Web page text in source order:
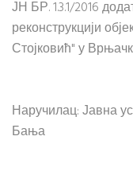
ЈН БР. 1.3.1/2016
реконструкцији
Стојковић" у
Наручилац: Јавна
Бања